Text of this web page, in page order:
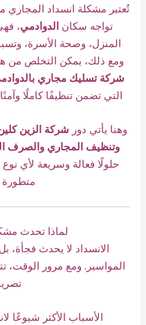
تُعتبر مشكلة انسداد المجاري
تواجه سكان الدوادمي،
المنزل، وصحة الأسرة،
ومع ذلك، يمكن التخلص من
شركة تسليك مجاري
التي تضمن تنظيفًا كاملًا
وهنا يأتي دور شركة الزين
وتنظيف المجاري والصرف
حلولًا فعالة وسريعة لأي
متطورة
لماذا تحدث
الانسداد لا يحدث فجأة،
المواسير. ومع مرور الوقت،
الأسباب الأكثر شيوعًا